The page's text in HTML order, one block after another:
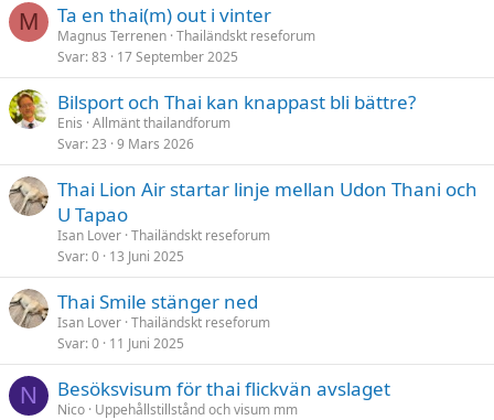
M Ta en thai(m) out i vinter
Magnus Terrenen Thailändskt reseforum
Svar 83 17 September 2025
Bilsport och Thai kan knappast bli bättre?
Enis Allmänt thailandforum
Svar 23 9 Mars 2026
Thai Lion Air startar linje mellan Udon Thani och
U Tapao
Isan Lover Thailändskt reseforum
Svar 0 13 Juni 2025
Thai Smile stänger ned
Isan Lover Thailändskt reseforum
Svar 0 11 Juni 2025
N Besöksvisum för thai flickvän avslaget
Nico Uppehållstillstånd och visum mm